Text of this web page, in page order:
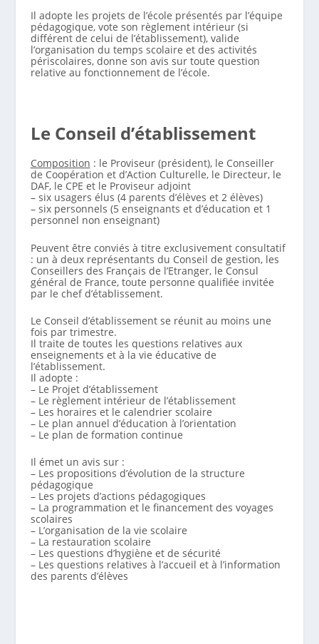
Il adopte les projets de l’école présentés par l’équipe
pédagogique, vote son règlement intérieur (si
différent de celui de l’établissement), valide
l’organisation du temps scolaire et des activités
périscolaires, donne son avis sur toute question
relative au fonctionnement de l’école.
Le Conseil d’établissement
Composition : le Proviseur (président), le Conseiller
de Coopération et d’Action Culturelle, le Directeur, le
DAF, le CPE et le Proviseur adjoint
– six usagers élus (4 parents d’élèves et 2 élèves)
– six personnels (5 enseignants et d’éducation et 1
personnel non enseignant)
Peuvent être conviés à titre exclusivement consultatif
: un à deux représentants du Conseil de gestion, les
Conseillers des Français de l’Etranger, le Consul
général de France, toute personne qualifiée invitée
par le chef d’établissement.
Le Conseil d’établissement se réunit au moins une
fois par trimestre.
Il traite de toutes les questions relatives aux
enseignements et à la vie éducative de
l’établissement.
Il adopte :
– Le Projet d’établissement
– Le règlement intérieur de l’établissement
– Les horaires et le calendrier scolaire
– Le plan annuel d’éducation à l’orientation
– Le plan de formation continue
Il émet un avis sur :
– Les propositions d’évolution de la structure
pédagogique
– Les projets d’actions pédagogiques
– La programmation et le financement des voyages
scolaires
– L’organisation de la vie scolaire
– La restauration scolaire
– Les questions d’hygiène et de sécurité
– Les questions relatives à l’accueil et à l’information
des parents d’élèves